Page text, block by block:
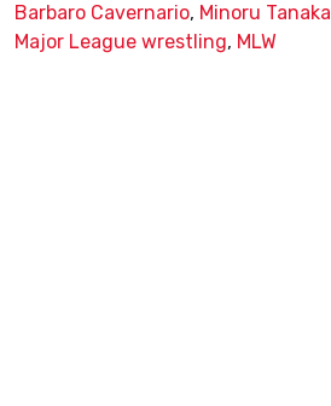
Barbaro Cavernario, Minoru Tanaka
Major League wrestling, MLW